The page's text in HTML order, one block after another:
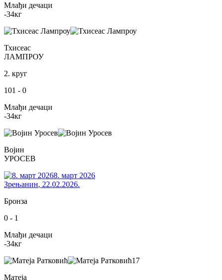
Млађи дечаци
-34кг
Тхисеас
ЛАМПРОУ
2. круг
101 - 0
Млађи дечаци
-34кг
Војин
УРОСЕВ
8. март 2026
Зрењанин, 22.02.2026.
Бронза
0 - 1
Млађи дечаци
-34кг
17
Матеја